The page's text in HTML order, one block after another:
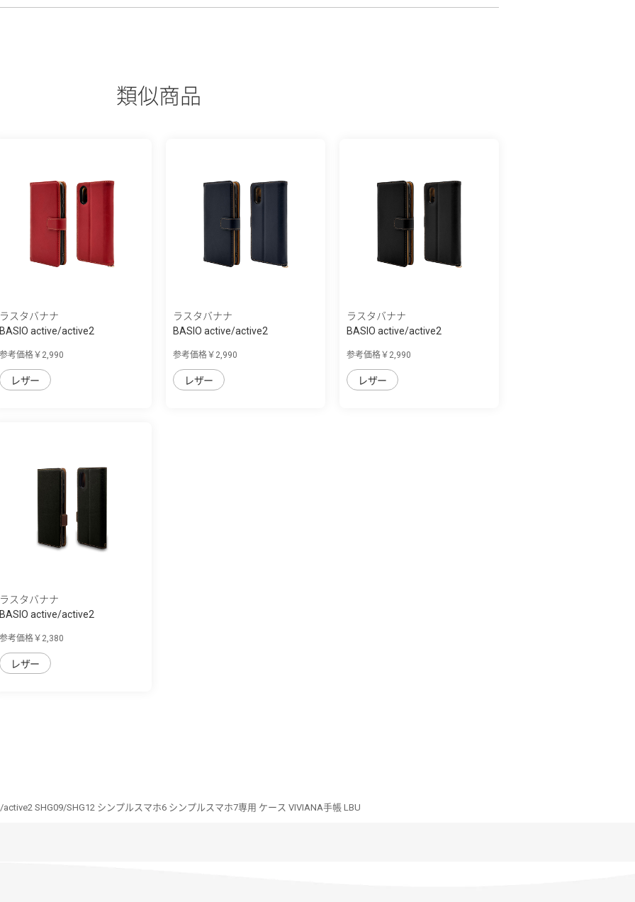
類似商品
ラスタバナナ
BASIO active/active2
参考価格￥2,990
レザー
ラスタバナナ
BASIO active/active2
参考価格￥2,990
レザー
ラスタバナナ
BASIO active/active2
参考価格￥2,990
レザー
ラスタバナナ
BASIO active/active2
参考価格￥2,380
レザー
active2 SHG09/SHG12 シンプルスマホ6 シンプルスマホ7専用 ケース VIVIANA手帳 LBU